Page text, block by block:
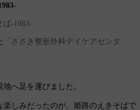
‐1983‐
「ささき整形外科デイケアセンタ
へ足を運びました。
楽しみだったのが、姫路のえきそばで